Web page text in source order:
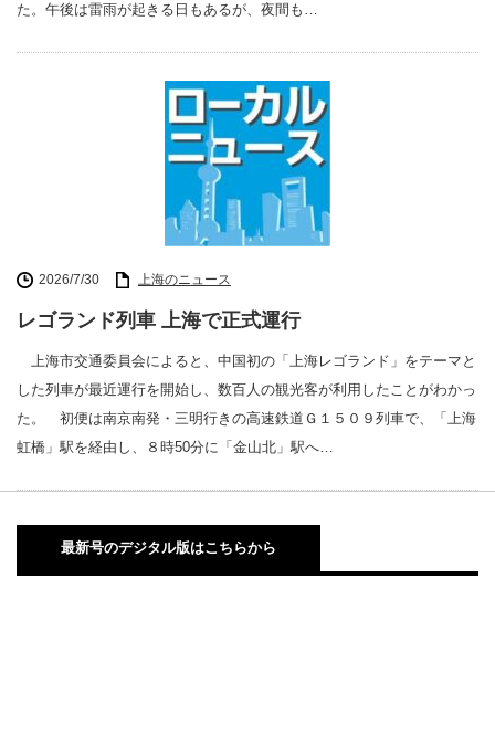
た。午後は雷雨が起きる日もあるが、夜間も…
2026/7/30 上海のニュース
レゴランド列車 上海で正式運行
上海市交通委員会によると、中国初の「上海レゴランド」をテーマと
した列車が最近運行を開始し、数百人の観光客が利用したことがわかっ
た。 初便は南京南発・三明行きの高速鉄道Ｇ１５０９列車で、「上海
虹橋」駅を経由し、８時50分に「金山北」駅へ…
最新号のデジタル版はこちらから